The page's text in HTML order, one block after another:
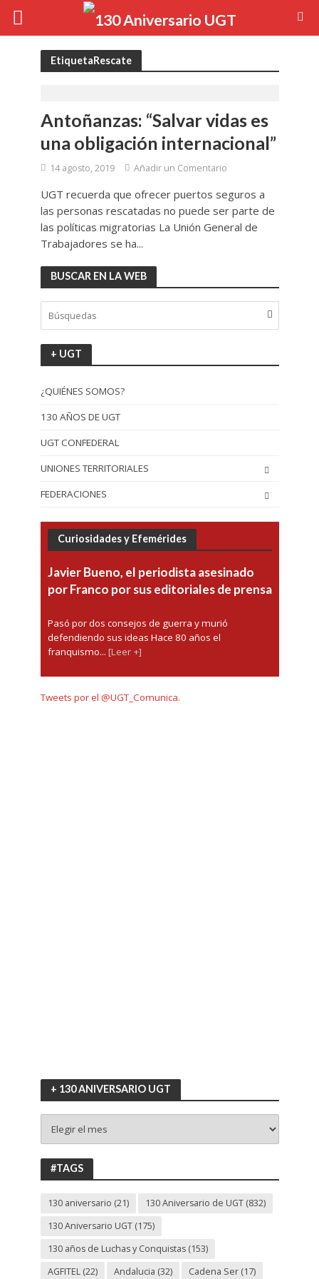
EtiquetaRescate
Antoñanzas: “Salvar vidas es
una obligación internacional”
14 agosto, 2019 Añadir un Comentario
UGT recuerda que ofrecer puertos seguros a
las personas rescatadas no puede ser parte de
las políticas migratorias La Unión General de
Trabajadores se ha...
BUSCAR EN LA WEB
+ UGT
¿QUIÉNES SOMOS?
130 AÑOS DE UGT
UGT CONFEDERAL
UNIONES TERRITORIALES
FEDERACIONES
Curiosidades y Efemérides
Javier Bueno, el periodista asesinado
por Franco por sus editoriales de prensa
Pasó por dos consejos de guerra y murió
defendiendo sus ideas Hace 80 años el
franquismo... [Leer +]
Tweets por el @UGT_Comunica.
+ 130 ANIVERSARIO UGT
130
ANIVERSARIO
UGT
#TAGS
130 aniversario (21) 130 Aniversario de UGT(832)
130 Aniversario UGT(175)
130 años de Luchas y Conquistas(153)
AGFITEL(22) Andalucia (32) Cadena Ser(17)